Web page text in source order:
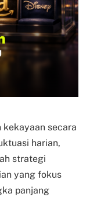
secara
harian,
strategi
yang fokus
panjang